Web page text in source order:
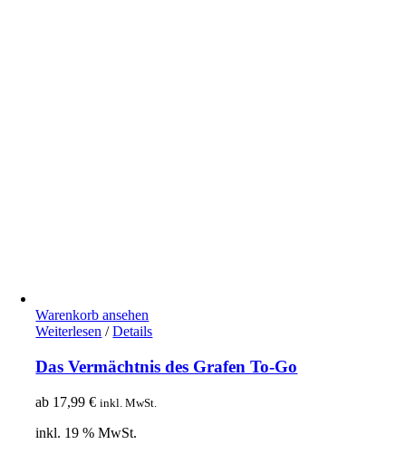
Warenkorb ansehen
Weiterlesen / Details
Das Vermächtnis des Grafen To-Go
ab 17,99€ inkl. MwSt.
inkl. 19 % MwSt.